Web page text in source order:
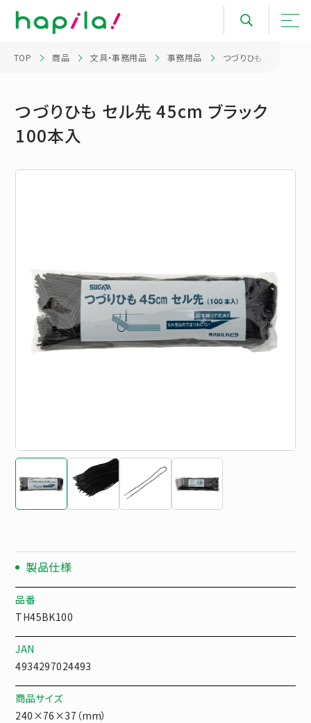
TOP 商品 文具・事務用品 事務用品 つづりひも セル先
つづりひも セル先 45cm ブラック
100本入
製品仕様
品番
TH45BK100
JAN
4934297024493
商品サイズ
240×76×37（mm）